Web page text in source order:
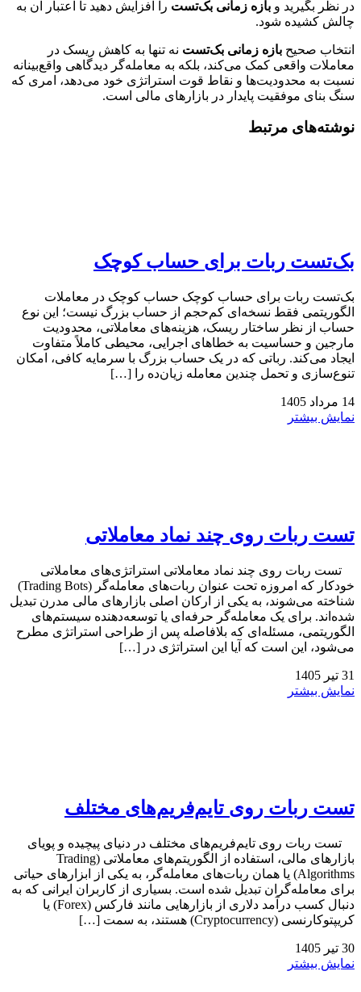
در نظر بگیرید و بازه زمانی بک‌تست را افزایش دهید تا اعتبار آن به
چالش کشیده شود.
انتخاب صحیح بازه زمانی بک‌تست نه تنها به کاهش ریسک در
معاملات واقعی کمک می‌کند، بلکه به معامله‌گر دیدگاهی واقع‌بینانه
نسبت به محدودیت‌ها و نقاط قوت استراتژی خود می‌دهد، امری که
سنگ بنای موفقیت پایدار در بازارهای مالی است.
نوشته‌های مرتبط
بک‌تست ربات برای حساب کوچک
بک‌تست ربات برای حساب کوچک حساب کوچک در معاملات
الگوریتمی فقط نسخه‌ای کم‌حجم از حساب بزرگ نیست؛ این نوع
حساب از نظر ساختار ریسک، هزینه‌های معاملاتی، محدودیت
مارجین و حساسیت به خطاهای اجرایی، محیطی کاملاً متفاوت
ایجاد می‌کند. رباتی که در یک حساب بزرگ با سرمایه کافی، امکان
تنوع‌سازی و تحمل چندین معامله زیان‌ده را […]
14 مرداد 1405
نمایش بیشتر
تست ربات روی چند نماد معاملاتی
تست ربات روی چند نماد معاملاتی استراتژی‌های معاملاتی
خودکار که امروزه تحت عنوان ربات‌های معامله‌گر (Trading Bots)
شناخته می‌شوند، به یکی از ارکان اصلی بازارهای مالی مدرن تبدیل
شده‌اند. برای یک معامله‌گر حرفه‌ای یا توسعه‌دهنده سیستم‌های
الگوریتمی، مسئله‌ای که بلافاصله پس از طراحی استراتژی مطرح
می‌شود، این است که آیا این استراتژی در […]
31 تیر 1405
نمایش بیشتر
تست ربات روی تایم‌فریم‌های مختلف
تست ربات روی تایم‌فریم‌های مختلف در دنیای پیچیده و پویای
بازارهای مالی، استفاده از الگوریتم‌های معاملاتی (Trading
Algorithms) یا همان ربات‌های معامله‌گر، به یکی از ابزارهای حیاتی
برای معامله‌گران تبدیل شده است. بسیاری از کاربران ایرانی که به
دنبال کسب درآمد دلاری از بازارهایی مانند فارکس (Forex) یا
کریپتوکارنسی (Cryptocurrency) هستند، به سمت […]
30 تیر 1405
نمایش بیشتر